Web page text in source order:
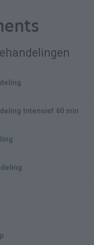
Intensief 60 min